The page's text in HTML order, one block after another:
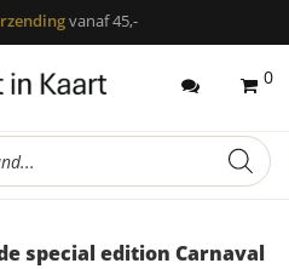
vanaf 45,-
0
special edition Carnaval